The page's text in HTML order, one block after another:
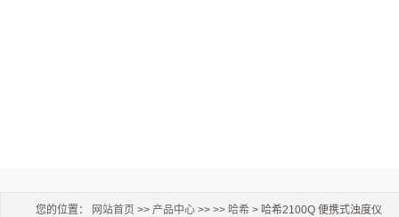
您的位置： 网站首页 >> 产品中心 >> >> 哈希 > 哈希2100Q 便携式浊度仪